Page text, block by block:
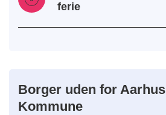
ferie
Borger uden for Aarhus
Kommune